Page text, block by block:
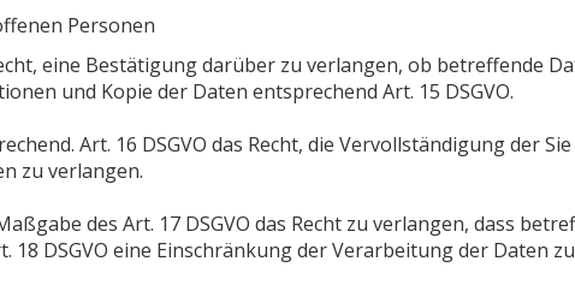
Personen
eine Bestätigung darüber zu verlangen, ob betreffende
und Kopie der Daten entsprechend Art. 15 DSGVO.
Art. 16 DSGVO das Recht, die Vervollständigung der
zu verlangen.
des Art. 17 DSGVO das Recht zu verlangen, dass
18 DSGVO eine Einschränkung der Verarbeitung der Daten